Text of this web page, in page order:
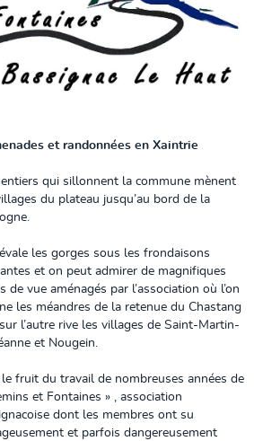
et randonnées en Xaintrie
qui sillonnent la commune mènent
du plateau jusqu’au bord de la
les gorges sous les frondaisons
et on peut admirer de magnifiques
de vue aménagés par l’association où l’on
les méandres de la retenue du Chastang
l’autre rive les villages de Saint-Martin-
et Nougein.
le fruit du travail de nombreuses années de
et Fontaines » , association
dont les membres ont su
et parfois dangereusement